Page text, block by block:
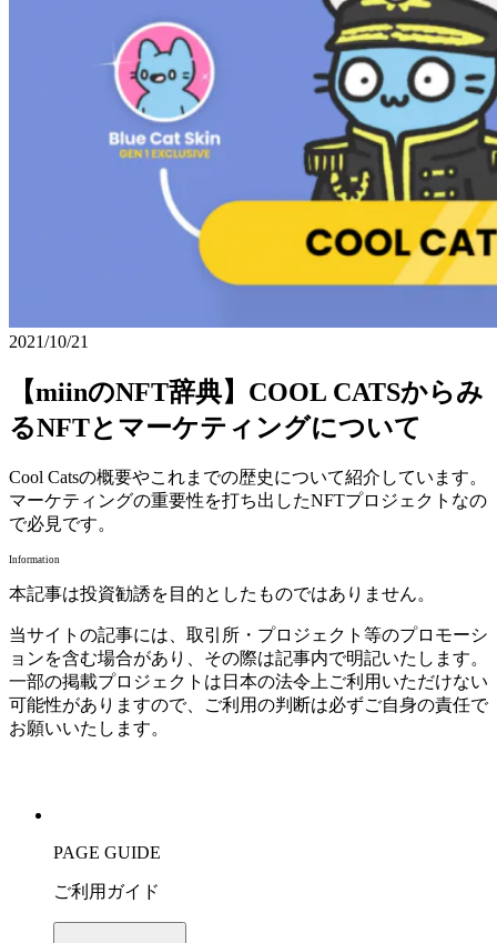
2021/10/21
【miinのNFT辞典】COOL CATSからみ
るNFTとマーケティングについて
Cool Catsの概要やこれまでの歴史について紹介しています。
マーケティングの重要性を打ち出したNFTプロジェクトなの
で必見です。
Information
本記事は投資勧誘を目的としたものではありません。
当サイトの記事には、取引所・プロジェクト等のプロモーシ
ョンを含む場合があり、その際は記事内で明記いたします。
一部の掲載プロジェクトは日本の法令上ご利用いただけない
可能性がありますので、ご利用の判断は必ずご自身の責任で
お願いいたします。
PAGE GUIDE
ご利用ガイド